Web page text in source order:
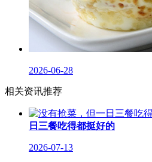
2026-06-28
相关资讯推荐
日三餐吃得都挺好的
2026-07-13